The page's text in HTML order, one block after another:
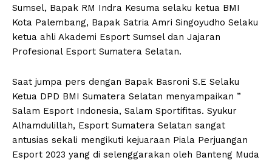
Sumsel, Bapak RM Indra Kesuma selaku ketua BMI
Kota Palembang, Bapak Satria Amri Singoyudho Selaku
ketua ahli Akademi Esport Sumsel dan Jajaran
Profesional Esport Sumatera Selatan.
Saat jumpa pers dengan Bapak Basroni S.E Selaku
Ketua DPD BMI Sumatera Selatan menyampaikan ”
Salam Esport Indonesia, Salam Sportifitas. Syukur
Alhamdulillah, Esport Sumatera Selatan sangat
antusias sekali mengikuti kejuaraan Piala Perjuangan
Esport 2023 yang di selenggarakan oleh Banteng Muda